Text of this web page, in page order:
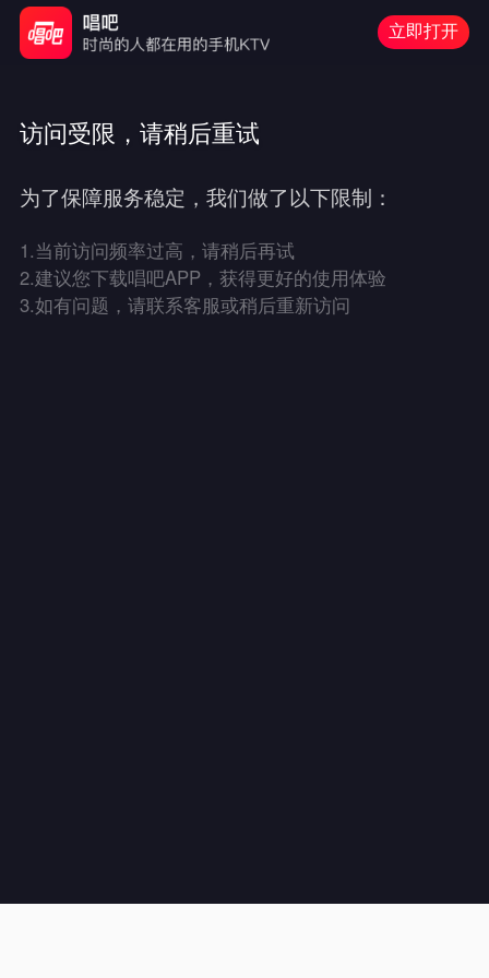
立即打开
访问受限，请稍后重试
为了保障服务稳定，我们做了以下限制：
1.当前访问频率过高，请稍后再试
2.建议您下载唱吧APP，获得更好的使用体验
3.如有问题，请联系客服或稍后重新访问